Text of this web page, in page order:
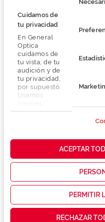
Cuidamos de
tu privacidad
En General
Optica
cuidamos de
tu vista, de tu
audición y de
tu privacidad,
por supuesto.
Usamos
propias y de
cómo mejorar
servicios y
las
que realmente
ACEPTAR
PERMITIR
RECHAZAR
Julbo FURY MINI J560
38,25 €
Julbo ROOKIE 2 J545